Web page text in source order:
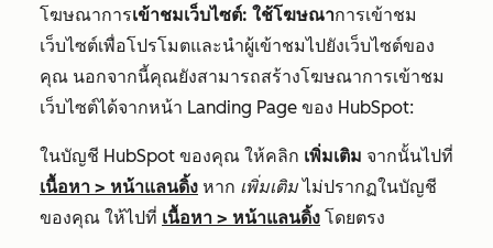
โฆษณาการเข้าชมเว็บไซต์: ใช้โฆษณาการเข้าชม
เว็บไซต์เพื่อโปรโมตและนำผู้เข้าชมไปยังเว็บไซต์ของ
คุณ นอกจากนี้คุณยังสามารถสร้างโฆษณาการเข้าชม
เว็บไซต์ได้จากหน้า Landing Page ของ HubSpot:
ในบัญชี HubSpot ของคุณ ให้คลิก เพิ่มเติม จากนั้นไปที่
เนื้อหา > หน้าแลนดิ้ง หาก เพิ่มเติมไม่ปรากฏในบัญชี
ของคุณ ให้ไปที่ เนื้อหา > หน้าแลนดิ้ง โดยตรง